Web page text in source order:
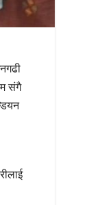
संगै